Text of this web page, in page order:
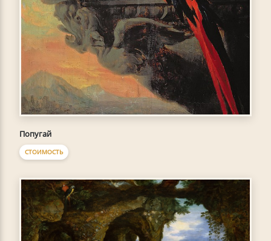
Попугай
СТОИМОСТЬ